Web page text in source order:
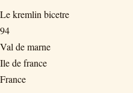
Le kremlin bicetre
94
Val de marne
Ile de france
France